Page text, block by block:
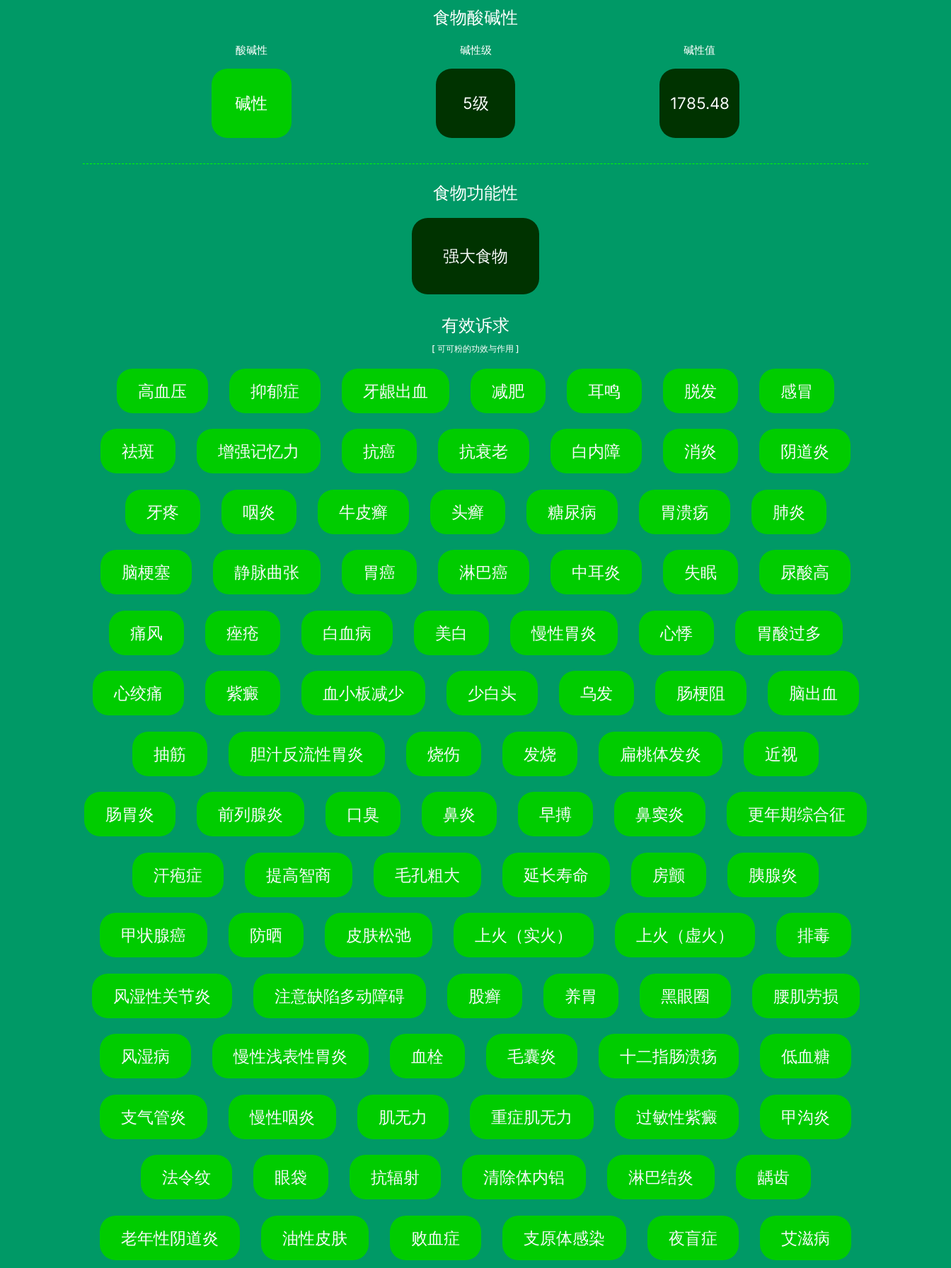
食物酸碱性
酸碱性 碱性级 碱性值
碱性 5级 1785.48
食物功能性
强大食物
有效诉求
[ 可可粉的功效与作用 ]
高血压 抑郁症 牙龈出血 减肥 耳鸣 脱发 感冒
祛斑 增强记忆力 抗癌 抗衰老 白内障 消炎 阴道炎
牙疼 咽炎 牛皮癣 头癣 糖尿病 胃溃疡 肺炎
脑梗塞 静脉曲张 胃癌 淋巴癌 中耳炎 失眠 尿酸高
痛风 痤疮 白血病 美白 慢性胃炎 心悸 胃酸过多
心绞痛 紫癜 血小板减少 少白头 乌发 肠梗阻 脑出血
抽筋 胆汁反流性胃炎 烧伤 发烧 扁桃体发炎 近视
肠胃炎 前列腺炎 口臭 鼻炎 早搏 鼻窦炎 更年期综合征
汗疱症 提高智商 毛孔粗大 延长寿命 房颤 胰腺炎
甲状腺癌 防晒 皮肤松弛 上火（实火） 上火（虚火） 排毒
风湿性关节炎 注意缺陷多动障碍 股癣 养胃 黑眼圈 腰肌劳损
风湿病 慢性浅表性胃炎 血栓 毛囊炎 十二指肠溃疡 低血糖
支气管炎 慢性咽炎 肌无力 重症肌无力 过敏性紫癜 甲沟炎
法令纹 眼袋 抗辐射 清除体内铝 淋巴结炎 龋齿
老年性阴道炎 油性皮肤 败血症 支原体感染 夜盲症 艾滋病